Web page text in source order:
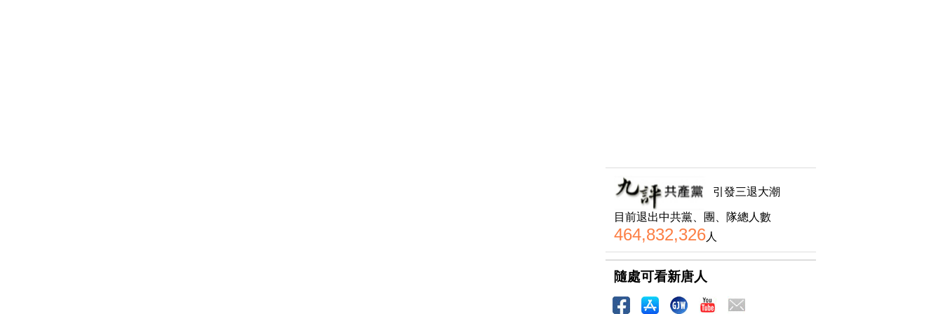
引發三退大潮
目前退出中共黨、團、隊總人數
464,832,326人
隨處可看新唐人